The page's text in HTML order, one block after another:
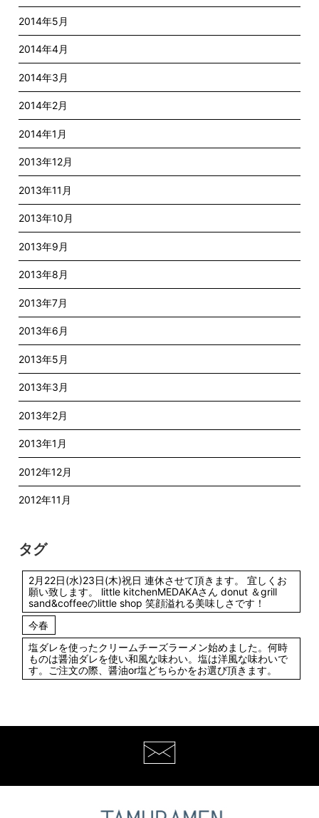
2014年5月
2014年4月
2014年3月
2014年2月
2014年1月
2013年12月
2013年11月
2013年10月
2013年9月
2013年8月
2013年7月
2013年6月
2013年5月
2013年3月
2013年2月
2013年1月
2012年12月
2012年11月
タグ
2月22日(水)23日(木)祝日 連休させて頂きます。 宜しくお
願い致します。 little kitchenMEDAKAさん donut ＆grill
sand&coffeeのlittle shop 笑顔溢れる美味しさです！
今春
塩ダレを使ったクリームチーズラーメン始めました。何時
ものは醤油ダレを使い和風な味わい。塩は洋風な味わいで
す。ご注文の際、醤油or塩どちらかをお選び頂きます。